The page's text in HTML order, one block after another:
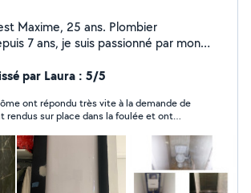
Maxime, 25 ans. Plombier
7 ans, je suis passionné par mon
je travaille proprement et
ce soit pour un dépannage, une
de rénovation. Plomberie
et réparations Je
les jours à partir de 16h, week-ends
jours fériés compris. N'hésitez pas à me
rapidement et je me déplace
dans le secteur. À bientôt !
par Laura : 5/5
ont répondu très vite à la demande de
rendus sur place dans la foulée et ont
professionnelle. Ils sont très
Nous n’hésiterons pas
et à faire appel à leur service à nouveau si